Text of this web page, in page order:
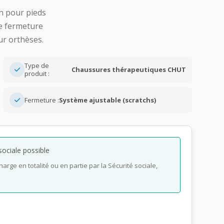
pour pieds
fermeture
orthèses.
Type de
produit :
Chaussures thérapeutiques CHUT
Fermeture :Système ajustable (scratchs)
possible
en totalité ou en partie par la Sécurité sociale,